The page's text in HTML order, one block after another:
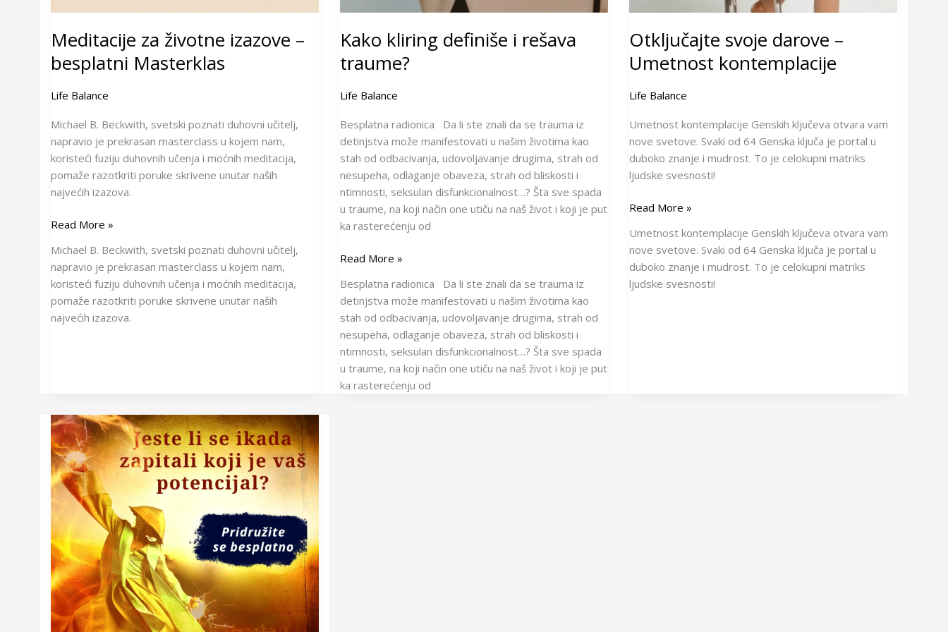
Meditacije za životne izazove –
besplatni Masterklas
Life Balance
Michael B. Beckwith, svetski poznati duhovni učitelj,
napravio je prekrasan masterclass u kojem nam,
koristeći fuziju duhovnih učenja i moćnih meditacija,
pomaže razotkriti poruke skrivene unutar naših
najvećih izazova.
Read More »
Michael B. Beckwith, svetski poznati duhovni učitelj,
napravio je prekrasan masterclass u kojem nam,
koristeći fuziju duhovnih učenja i moćnih meditacija,
pomaže razotkriti poruke skrivene unutar naših
najvećih izazova.
Kako kliring definiše i rešava
traume?
Life Balance
Besplatna radionica Da li ste znali da se trauma iz
detinjstva može manifestovati u našim životima kao
stah od odbacivanja, udovoljavanje drugima, strah od
nesupeha, odlaganje obaveza, strah od bliskosti i
ntimnosti, seksulan disfunkcionalnost…? Šta sve spada
u traume, na koji način one utiču na naš život i koji je put
ka rasterećenju od
Read More »
Besplatna radionica Da li ste znali da se trauma iz
detinjstva može manifestovati u našim životima kao
stah od odbacivanja, udovoljavanje drugima, strah od
nesupeha, odlaganje obaveza, strah od bliskosti i
ntimnosti, seksulan disfunkcionalnost…? Šta sve spada
u traume, na koji način one utiču na naš život i koji je put
ka rasterećenju od
Otključajte svoje darove –
Umetnost kontemplacije
Life Balance
Umetnost kontemplacije Genskih ključeva otvara vam
nove svetove. Svaki od 64 Genska ključa je portal u
duboko znanje i mudrost. To je celokupni matriks
ljudske svesnosti!
Read More »
Umetnost kontemplacije Genskih ključeva otvara vam
nove svetove. Svaki od 64 Genska ključa je portal u
duboko znanje i mudrost. To je celokupni matriks
ljudske svesnosti!
Buđenje
SUPERčoveka